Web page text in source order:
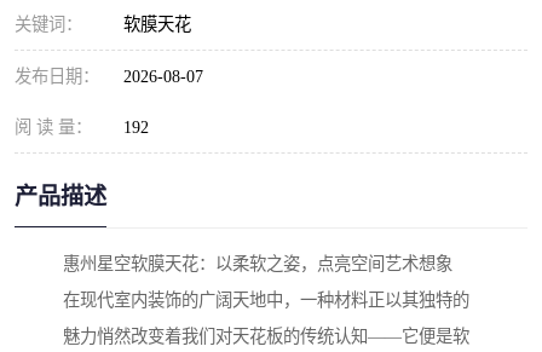
关键词： 软膜天花
发布日期： 2026-08-07
阅 读 量： 192
产品描述
惠州星空软膜天花：以柔软之姿，点亮空间艺术想象
在现代室内装饰的广阔天地中，一种材料正以其独特的
魅力悄然改变着我们对天花板的传统认知——它便是软